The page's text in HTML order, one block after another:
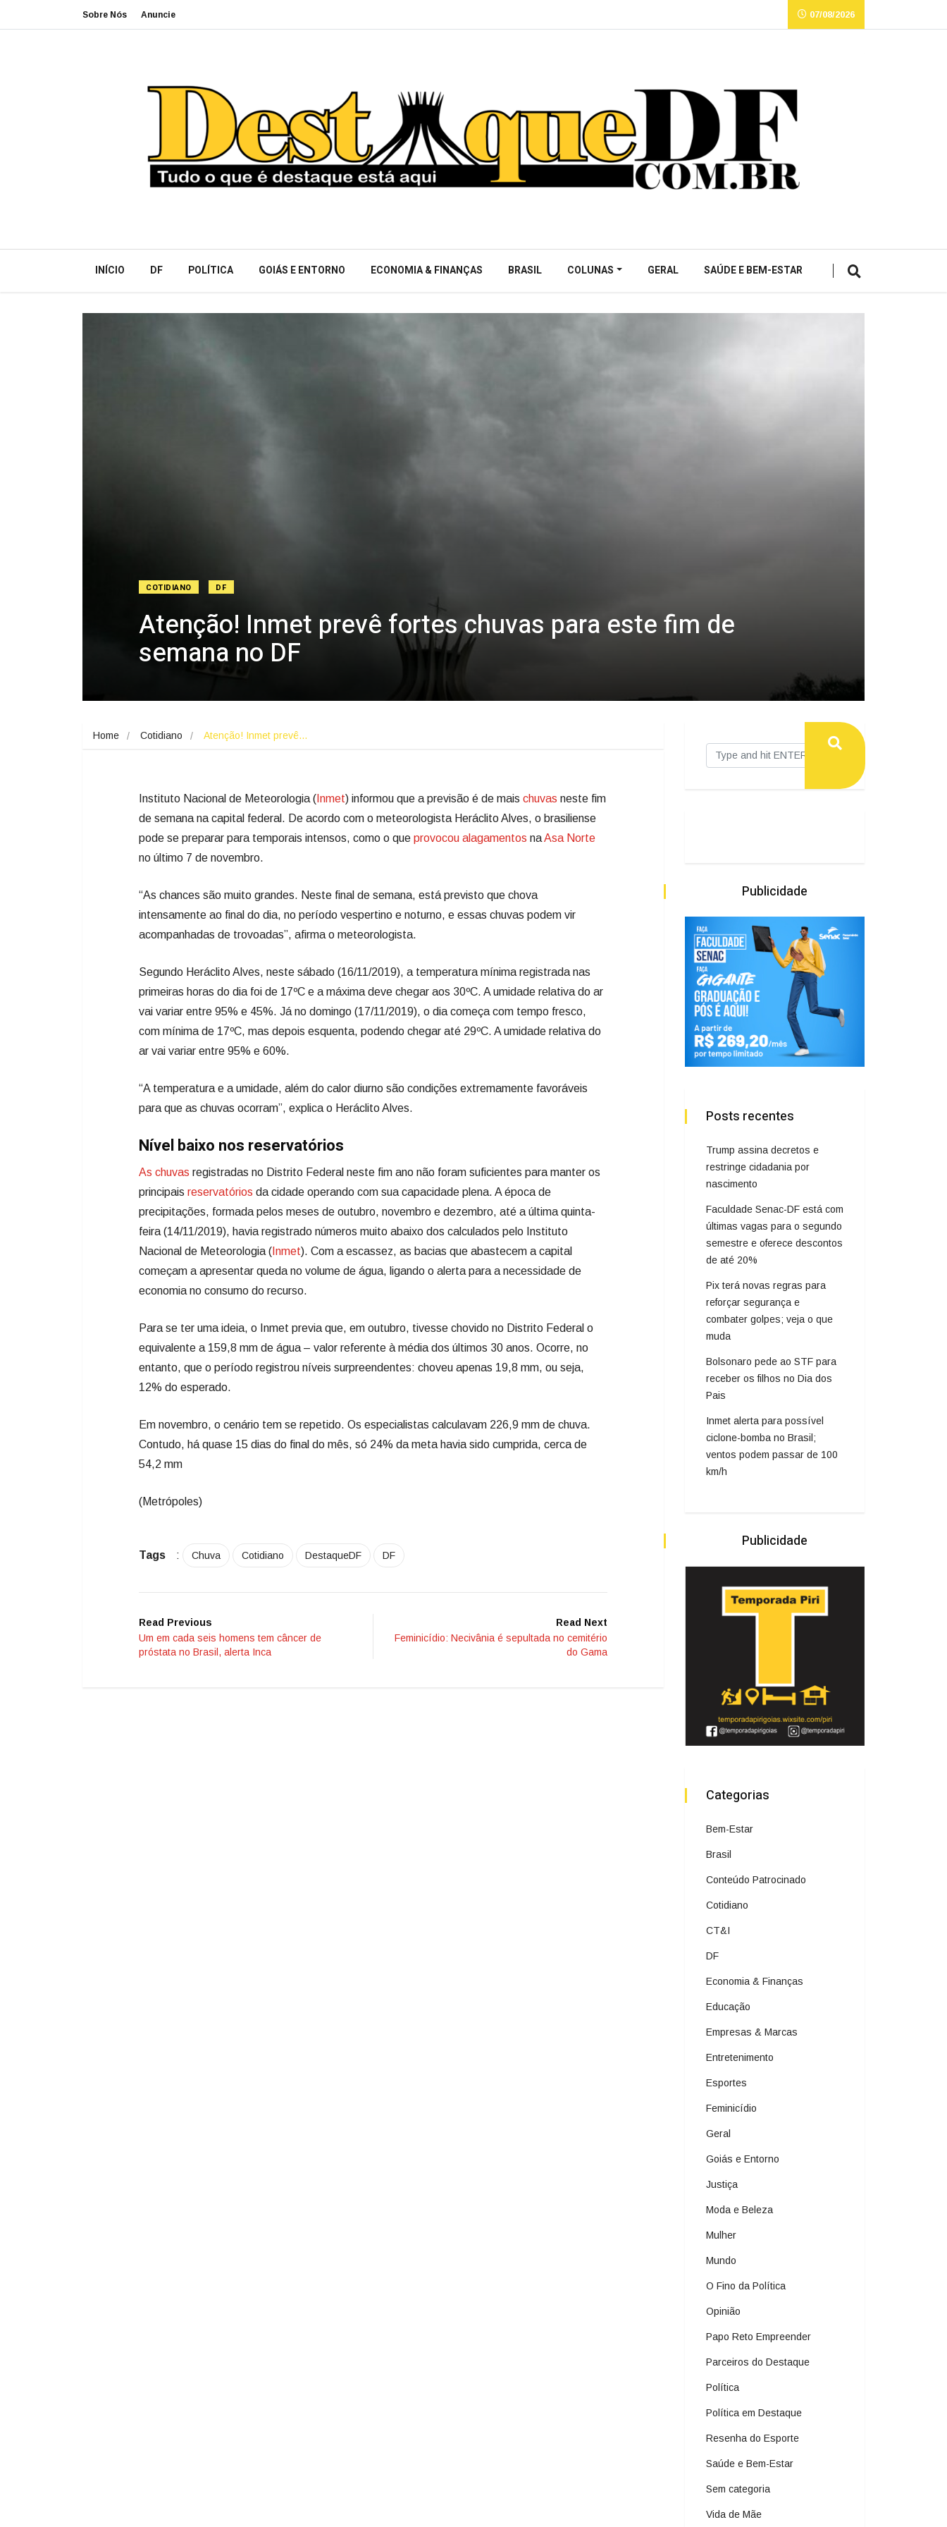
Sobre Nós Anuncie 07/08/2026
INÍCIO DF POLÍTICA GOIÁS E ENTORNO ECONOMIA & FINANÇAS BRASIL COLUNAS GERAL SAÚDE E BEM-ESTAR
COTIDIANO DF
Atenção! Inmet prevê fortes chuvas para este fim de
semana no DF
Home Cotidiano Atenção! Inmet prevê…
Instituto Nacional de Meteorologia ( Inmet) informou que a previsão é de mais chuvas neste fim
de semana na capital federal. De acordo com o meteorologista Heráclito Alves, o brasiliense
pode se preparar para temporais intensos, como o que provocou alagamentos naAsa Norte
no último 7 de novembro.
“As chances são muito grandes. Neste final de semana, está previsto que chova
intensamente ao final do dia, no período vespertino e noturno, e essas chuvas podem vir
acompanhadas de trovoadas”, afirma o meteorologista.
Segundo Heráclito Alves, neste sábado (16/11/2019), a temperatura mínima registrada nas
primeiras horas do dia foi de 17ºC e a máxima deve chegar aos 30ºC. A umidade relativa do ar
vai variar entre 95% e 45%. Já no domingo (17/11/2019), o dia começa com tempo fresco,
com mínima de 17ºC, mas depois esquenta, podendo chegar até 29ºC. A umidade relativa do
ar vai variar entre 95% e 60%.
“A temperatura e a umidade, além do calor diurno são condições extremamente favoráveis
para que as chuvas ocorram”, explica o Heráclito Alves.
Nível baixo nos reservatórios
As chuvas registradas no Distrito Federal neste fim ano não foram suficientes para manter os
principais reservatórios da cidade operando com sua capacidade plena. A época de
precipitações, formada pelos meses de outubro, novembro e dezembro, até a última quinta-
feira (14/11/2019), havia registrado números muito abaixo dos calculados pelo Instituto
Nacional de Meteorologia ( Inmet). Com a escassez, as bacias que abastecem a capital
começam a apresentar queda no volume de água, ligando o alerta para a necessidade de
economia no consumo do recurso.
Para se ter uma ideia, o Inmet previa que, em outubro, tivesse chovido no Distrito Federal o
equivalente a 159,8 mm de água – valor referente à média dos últimos 30 anos. Ocorre, no
entanto, que o período registrou níveis surpreendentes: choveu apenas 19,8 mm, ou seja,
12% do esperado.
Em novembro, o cenário tem se repetido. Os especialistas calculavam 226,9 mm de chuva.
Contudo, há quase 15 dias do final do mês, só 24% da meta havia sido cumprida, cerca de
54,2 mm
(Metrópoles)
Tags : Chuva Cotidiano DestaqueDF DF
Read Previous
Um em cada seis homens tem câncer de
próstata no Brasil, alerta Inca
Read Next
Feminicídio: Necivânia é sepultada no cemitério
do Gama
Publicidade
Posts recentes
Trump assina decretos e
restringe cidadania por
nascimento
Faculdade Senac-DF está com
últimas vagas para o segundo
semestre e oferece descontos
de até 20%
Pix terá novas regras para
reforçar segurança e
combater golpes; veja o que
muda
Bolsonaro pede ao STF para
receber os filhos no Dia dos
Pais
Inmet alerta para possível
ciclone-bomba no Brasil;
ventos podem passar de 100
km/h
Publicidade
Categorias
Bem-Estar
Brasil
Conteúdo Patrocinado
Cotidiano
CT&I
DF
Economia & Finanças
Educação
Empresas & Marcas
Entretenimento
Esportes
Feminicídio
Geral
Goiás e Entorno
Justiça
Moda e Beleza
Mulher
Mundo
O Fino da Política
Opinião
Papo Reto Empreender
Parceiros do Destaque
Política
Política em Destaque
Resenha do Esporte
Saúde e Bem-Estar
Sem categoria
Vida de Mãe